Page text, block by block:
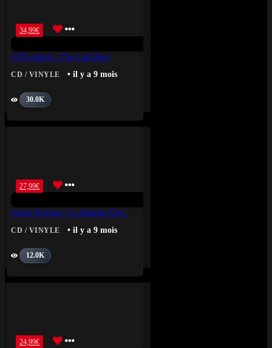
34,99€
GP Explorer | The Last Race
CD / VINYLE • il y a 9 mois
30.0K
27,99€
CD / VINYLE • il y a 9 mois
12.0K
24,99€